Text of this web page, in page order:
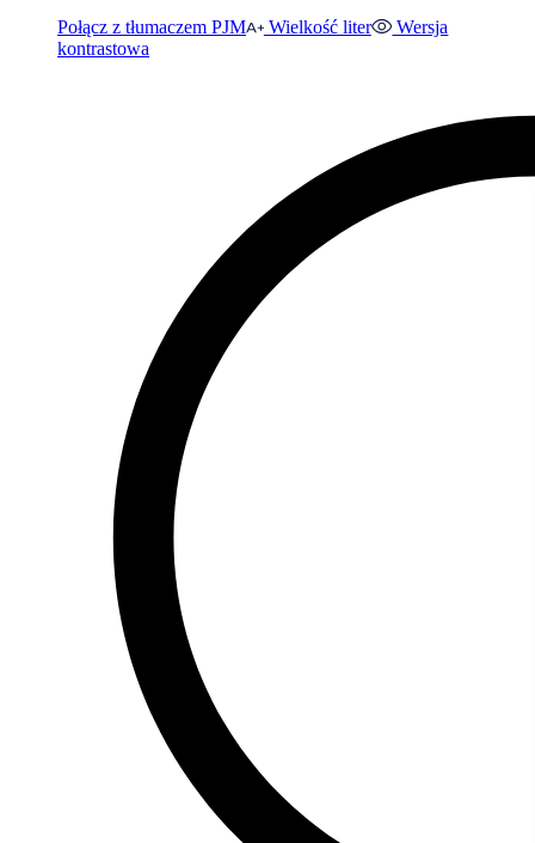
Połącz z tłumaczem PJM Wielkość liter
Wersja
kontrastowa